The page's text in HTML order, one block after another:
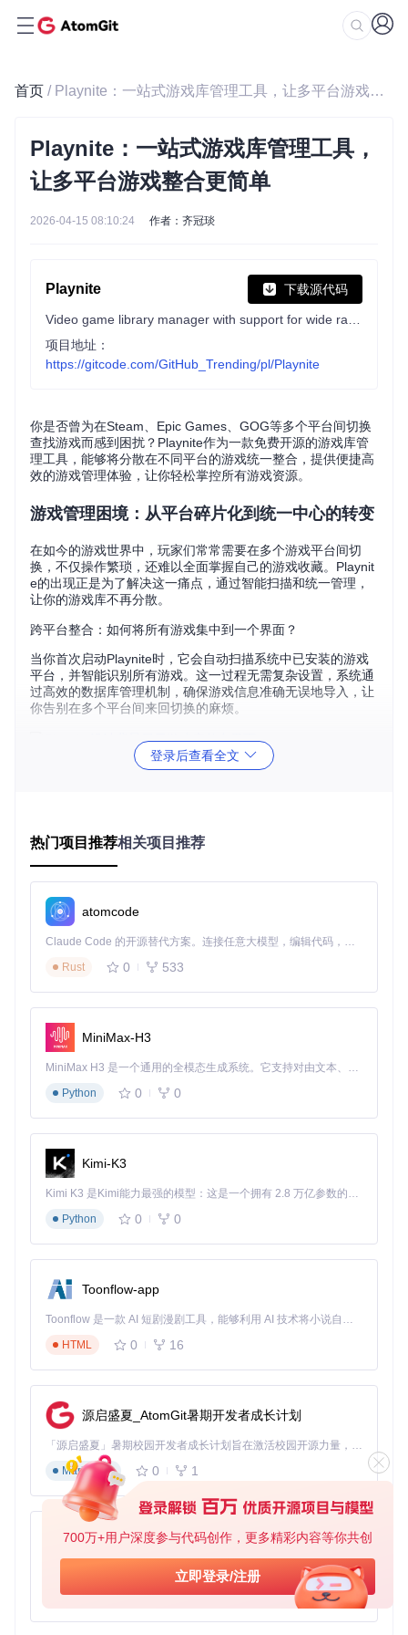
700万+用户深度参与代码创作，更多精彩内容等你共创
立即登录/注册
首页 / Playnite：一站式游戏库管理工具，让多平台游戏整合更简单
Playnite：一站式游戏库管理工具，
让多平台游戏整合更简单
2026-04-15 08:10:24 作者：齐冠琰
Playnite 下载源代码
项目地址：
https://gitcode.com/GitHub_Trending/pl/Playnite
你是否曾为在Steam、Epic Games、GOG等多个平台间切换
查找游戏而感到困扰？Playnite作为一款免费开源的游戏库管
理工具，能够将分散在不同平台的游戏统一整合，提供便捷高
效的游戏管理体验，让你轻松掌控所有游戏资源。
游戏管理困境：从平台碎片化到统一中心的转变
在如今的游戏世界中，玩家们常常需要在多个游戏平台间切
换，不仅操作繁琐，还难以全面掌握自己的游戏收藏。Playnit
e的出现正是为了解决这一痛点，通过智能扫描和统一管理，
让你的游戏库不再分散。
跨平台整合：如何将所有游戏集中到一个界面？
当你首次启动Playnite时，它会自动扫描系统中已安装的游戏
平台，并智能识别所有游戏。这一过程无需复杂设置，系统通
过高效的数据库管理机制，确保游戏信息准确无误地导入，让
你告别在多个平台间来回切换的麻烦。
性化设置，让游戏管理变得更加便捷和愉悦。
Playnite的智能扫描系统会深入分析你的系统，识别已安装的
各种游戏平台和独立游戏。无论是Steam、Epic Games等主
流平台，还是模拟器游戏，都能被自动检测并添加到游戏库
制游戏库界面。在
source/Playnite.DesktopApp/Theme
s/Desktop/
换不同的界面风格，打造属于自己的个性化游戏库。
功能模块详解：探索Playnite的实用工具集
Playnite拥有多个实用功能模块，从游戏元数据管理到高级搜
索筛选，每个模块都旨在提升你的游戏管理体验，让你能够更
轻松地组织和享受游戏收藏。
每次添加新游戏时，Playnite会自动从网络获取游戏封面、详
细描述、开发商信息等完整资料。这些信息不仅让游戏库更加
美观，还能帮助你深入了解每款游戏的背景故事，为你的游戏
体验增添更多乐趣。
智能搜索与筛选：如何快速找到想玩的游戏？
Playnite强大的搜索和筛选系统让你可以按照平台类型、游戏
状态、完成进度等多个维度快速定位游戏。无论你拥有多少款
游戏，都能通过简单的搜索和筛选操作，迅速找到目标游戏，
节省宝贵的游戏时间。
使用指南：从零开始打造你的理想游戏库
无论你是游戏管理新手还是有经验的玩家，Playnite都能为你
提供简单直观的操作体验。通过以下步骤，你可以快速上手并
首次设置：如何快速完成平台连接？
首次启动Playnite后，系统会引导你逐步连接各个游戏平台。
你只需按照提示输入相应平台的账号信息，Playnite就会自动
同步你的游戏库。所有数据都存储在本地计算机上，确保你的
登录后查看全文
热门项目推荐相关项目推荐
atomcode
Claude Code 的开源替代方案。连接任意大模型，编辑代码，运行命令，自动验证 — 全自动执行。用 Rust 构建，极致性能。 ｜ An open-source alternative to Claude Code. Connect any LLM, edit code, run commands, and verify changes — autonomously. Built in Rust for speed. Get Started
Rust
0 533
MiniMax-H3
MiniMax H3 是一个通用的全模态生成系统。它支持对由文本、图像、视频和音频组成的多模态上下文进行统一理解，并能生成分辨率高达 2K、时长可达 15 秒的带原生立体声音频的视频。得益于面向任务泛化的系统设计，H3 在预训练阶段就已具备广泛的多模态上下文理解与生成能力，能够出色地执行复杂的多模态指令。
Python
0 0
Kimi-K3
Kimi K3 是Kimi能力最强的模型：这是一个拥有 2.8 万亿参数的混合专家（MoE）模型，具备原生视觉理解能力，并支持 100 万 token 的上下文窗口。
Python
0 0
Toonflow-app
Toonflow 是一款 AI 短剧漫剧工具，能够利用 AI 技术将小说自动转化为剧本，并结合 AI 生成的图片和视频，实现高效的短剧创作。借助 Toonflow，可以轻松完成从文字到影像的全流程，让短剧制作变得更加智能与便捷。
HTML
0 16
源启盛夏_AtomGit暑期开发者成长计划
「源启盛夏」暑期校园开发者成长计划旨在激活校园开源力量，通过积分激励、认证扶持、资源倾斜等形式，引导高校组织和开发者完成「入驻 — 建项目 — 做贡献 — 获认证 — 得资源」的完整闭环。无论你是想带领社团入驻平台的组织者，还是希望用代码贡献证明自己的开发者，都能在这里找到属于你的成长路径。
Markdown
0 1
AionUi
免费、本地、开源的 24/7 全天候 Cowork 应用，以及适用于 Gemini CLI、Claude Code、Codex、OpenCode、Qwen Code、Goose CLI、Auggie 等的 OpenClaw | 🌟 喜欢就点star吧
TypeScript
0 6